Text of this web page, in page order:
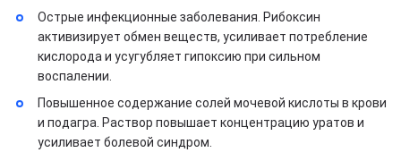
Острые инфекционные заболевания. Рибоксин
активизирует обмен веществ, усиливает потребление
кислорода и усугубляет гипоксию при сильном
воспалении.
Повышенное содержание солей мочевой кислоты в крови
и подагра. Раствор повышает концентрацию уратов и
усиливает болевой синдром.